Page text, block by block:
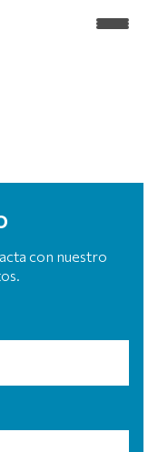
con nuestro